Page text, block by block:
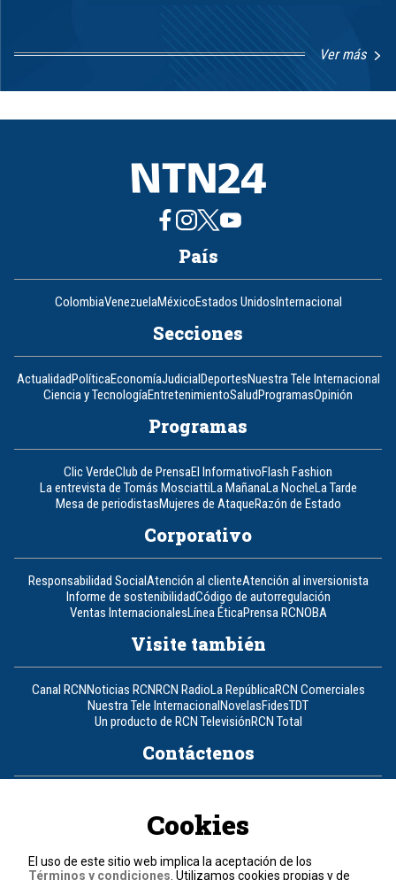
Ver más
8
País
ColombiaVenezuelaMéxicoEstados UnidosInternacional
Secciones
ActualidadPolíticaEconomíaJudicialDeportesNuestra Tele Internacional
Ciencia y TecnologíaEntretenimientoSaludProgramasOpinión
Programas
Clic VerdeClub de PrensaEl InformativoFlash Fashion
La entrevista de Tomás MosciattiLa MañanaLa NocheLa Tarde
Mesa de periodistasMujeres de AtaqueRazón de Estado
Corporativo
Responsabilidad SocialAtención al clienteAtención al inversionista
Informe de sostenibilidadCódigo de autorregulación
Ventas InternacionalesLínea ÉticaPrensa RCNOBA
Visite también
Canal RCNNoticias RCNRCN RadioLa RepúblicaRCN Comerciales
Nuestra Tele InternacionalNovelasFidesTDT
Un producto de RCN TelevisiónRCN Total
Contáctenos
Política de cookies
Términos y condiciones
Cookies
El uso de este sitio web implica la aceptación de los
Términos y condiciones . Utilizamos cookies propias y de